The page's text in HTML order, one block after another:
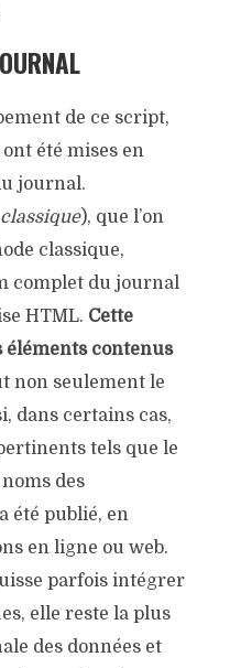
de ce script,
été mises en
journal.
), que l’on
classique,
complet du journal
HTML. Cette
éléments contenus
non seulement le
dans certains cas,
tels que le
des
été publié, en
en ligne ou web.
parfois intégrer
elle reste la plus
des données et